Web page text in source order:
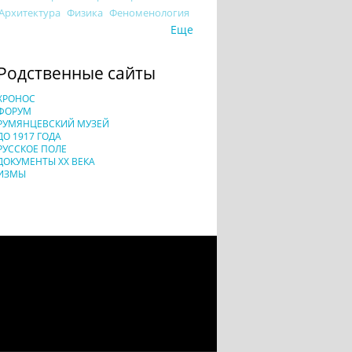
Физика Феноменология
Еще
сайты
МУЗЕЙ
1917 ГОДА
ПОЛЕ
XX ВЕКА